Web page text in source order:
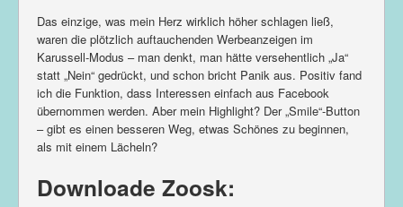
Das einzige, was mein Herz wirklich höher schlagen ließ,
waren die plötzlich auftauchenden Werbeanzeigen im
Karussell-Modus – man denkt, man hätte versehentlich „Ja“
statt „Nein“ gedrückt, und schon bricht Panik aus. Positiv fand
ich die Funktion, dass Interessen einfach aus Facebook
übernommen werden. Aber mein Highlight? Der „Smile“-Button
– gibt es einen besseren Weg, etwas Schönes zu beginnen,
als mit einem Lächeln?
Downloade Zoosk: